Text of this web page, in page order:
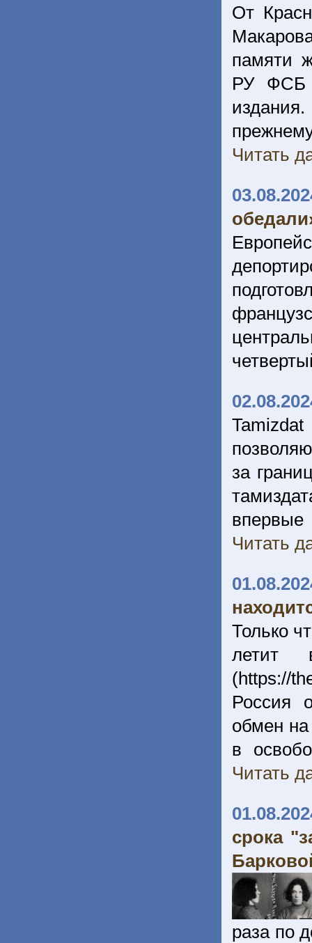
От
памяти
РУ ФСБ
Читать
за
Читать
Только
летит
(https://
Россия
обмен
в
Читать
срока
раза по